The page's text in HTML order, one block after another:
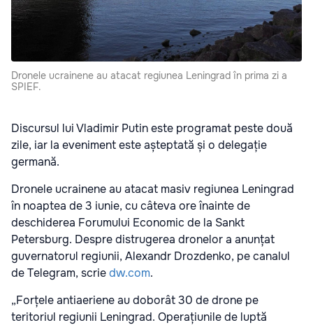
Dronele ucrainene au atacat regiunea Leningrad în prima zi a
SPIEF.
Discursul lui Vladimir Putin este programat peste două
zile, iar la eveniment este așteptată și o delegație
germană.
Dronele ucrainene au atacat masiv regiunea Leningrad
în noaptea de 3 iunie, cu câteva ore înainte de
deschiderea Forumului Economic de la Sankt
Petersburg. Despre distrugerea dronelor a anunțat
guvernatorul regiunii, Alexandr Drozdenko, pe canalul
de Telegram, scriedw.com.
„Forțele antiaeriene au doborât 30 de drone pe
teritoriul regiunii Leningrad. Operațiunile de luptă